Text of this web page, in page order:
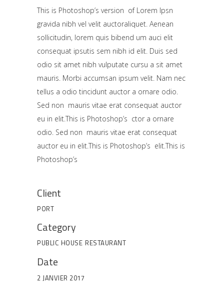
This is Photoshop’s version of Lorem Ipsn
gravida nibh vel velit auctoraliquet. Aenean
sollicitudin, lorem quis bibend um auci elit
consequat ipsutis sem nibh id elit. Duis sed
odio sit amet nibh vulputate cursu a sit amet
mauris. Morbi accumsan ipsum velit. Nam nec
tellus a odio tincidunt auctor a ornare odio.
Sed non mauris vitae erat consequat auctor
eu in elit.This is Photoshop’s ctor a ornare
odio. Sed non mauris vitae erat consequat
auctor eu in elit.This is Photoshop’s elit.This is
Photoshop’s
Client
PORT
Category
PUBLIC HOUSE RESTAURANT
Date
2 JANVIER 2017